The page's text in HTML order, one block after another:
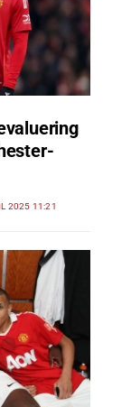
2025 11:21